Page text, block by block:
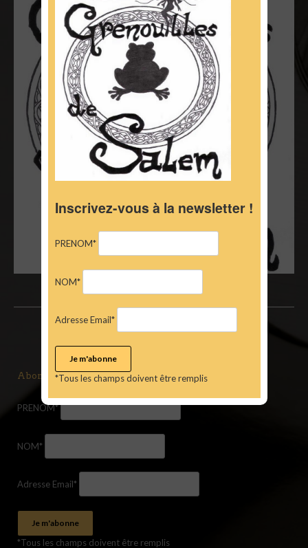
Abonnez-vous à la newsletter
PRENOM*
NOM*
Adresse Email*
*Tous les champs doivent être remplis
Inscrivez-vous à la newsletter !
PRENOM*
NOM*
Adresse Email*
*Tous les champs doivent être remplis